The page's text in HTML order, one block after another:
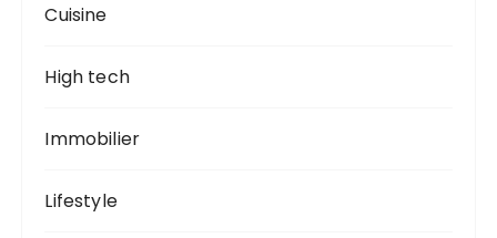
Cuisine
High tech
Immobilier
Lifestyle